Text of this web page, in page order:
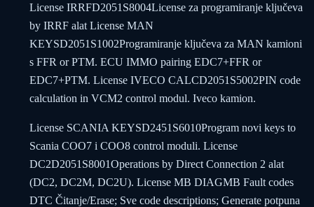
License IRRFD2051S8004License za programiranje ključeva
by IRRF alat License MAN
KEYSD2051S1002Programiranje ključeva za MAN kamioni
s FFR or PTM. ECU IMMO pairing EDC7+FFR or
EDC7+PTM. License IVECO CALCD2051S5002PIN code
calculation in VCM2 control modul. Iveco kamion.
License SCANIA KEYSD2451S6010Program novi keys to
Scania COO7 i COO8 control moduli. License
DC2D2051S8001Operations by Direct Connection 2 alat
(DC2, DC2M, DC2U). License MB DIAGMB Fault codes
DTC Čitanje/Erase; Sve code descriptions; Generate potpuna